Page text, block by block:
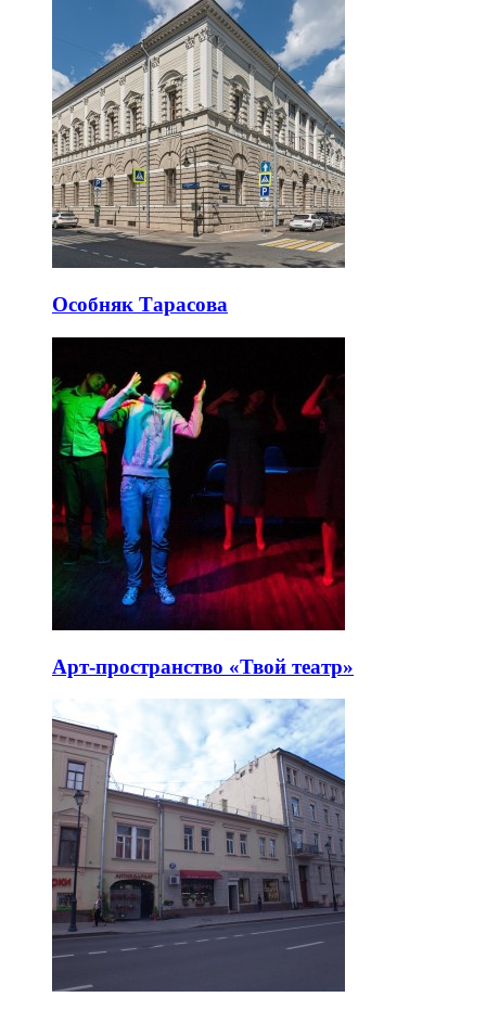
Особняк Тарасова
Арт-пространство «Твой театр»